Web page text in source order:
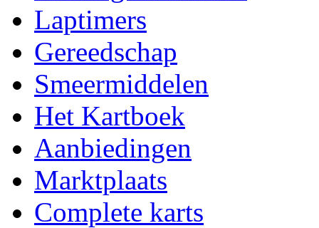
Laptimers
Gereedschap
Smeermiddelen
Het Kartboek
Aanbiedingen
Marktplaats
Complete karts